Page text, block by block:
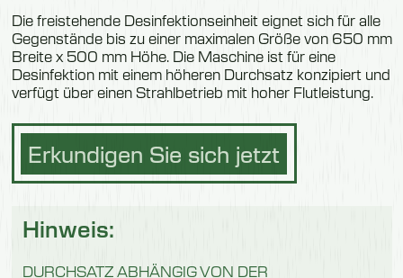
Die freistehende Desinfektionseinheit eignet sich für alle
Gegenstände bis zu einer maximalen Größe von 650 mm
Breite x 500 mm Höhe. Die Maschine ist für eine
Desinfektion mit einem höheren Durchsatz konzipiert und
verfügt über einen Strahlbetrieb mit hoher Flutleistung.
Erkundigen Sie sich jetzt
Hinweis:
DURCHSATZ ABHÄNGIG VON DER